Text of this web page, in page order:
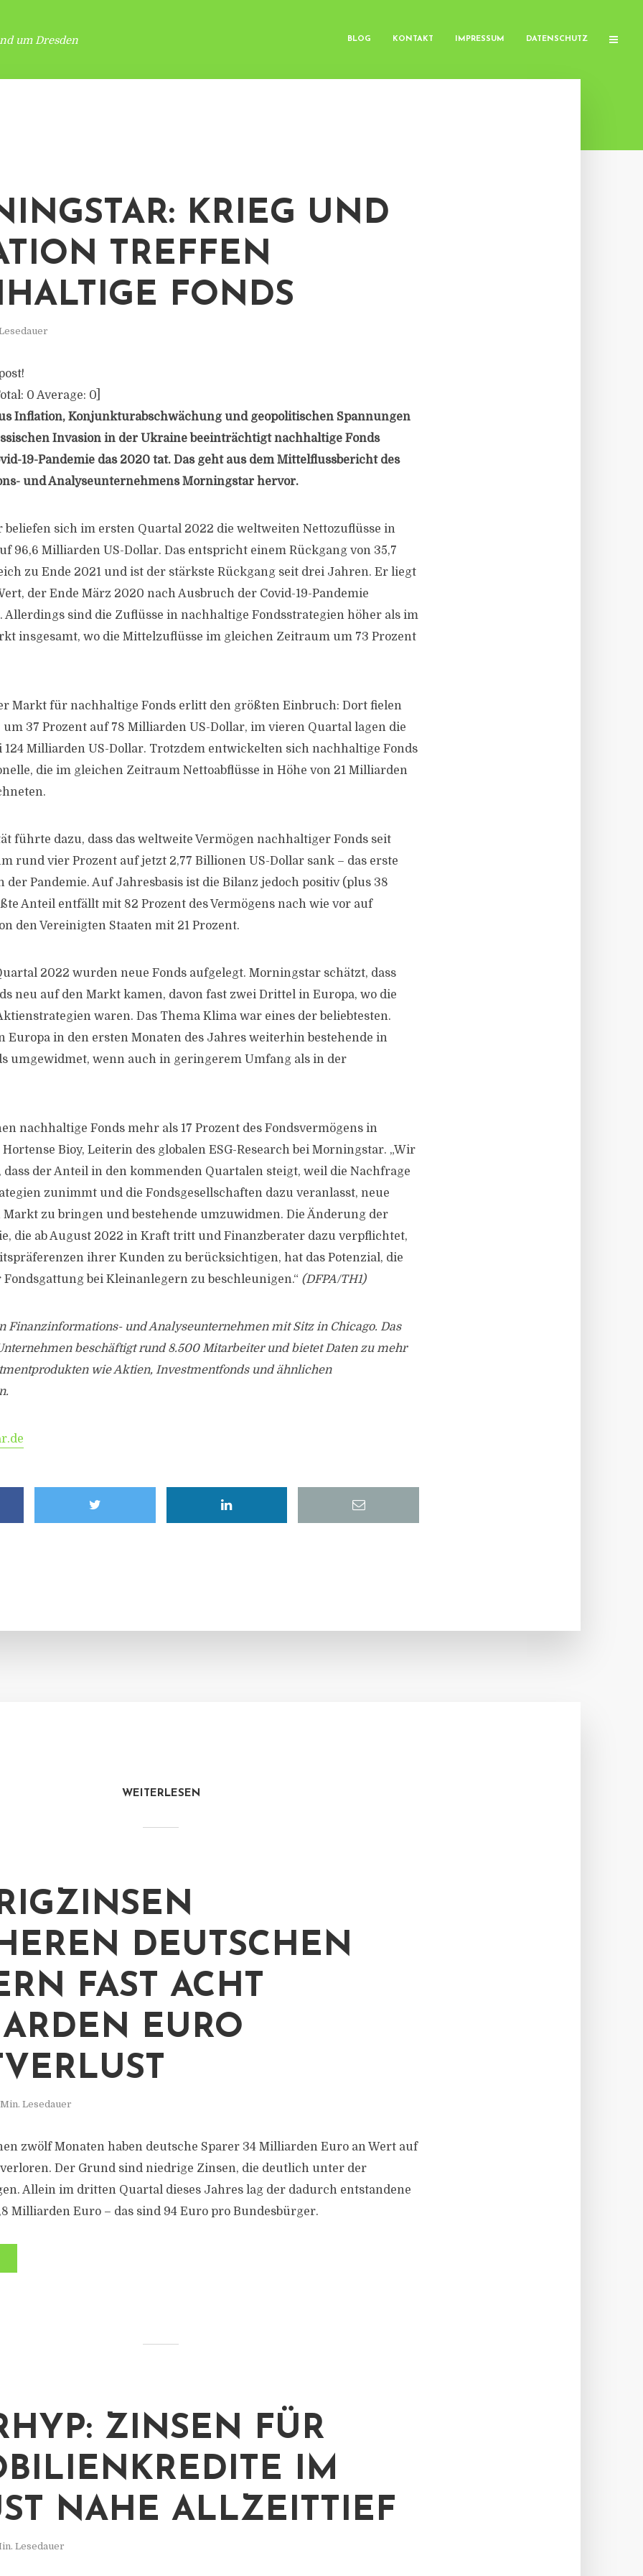
um Dresden BLOG KONTAKT IMPRESSUM DATENSCHUTZ
KRIEG UND
TREFFEN
FONDS
0 Average: 0
Inflation, Konjunkturabschwächung und geopolitischen Spannungen
Invasion in der Ukraine beeinträchtigt nachhaltige Fonds
19-Pandemie das 2020 tat. Das geht aus dem Mittelflussbericht des
und Analyseunternehmens Morningstar hervor.
sich im ersten Quartal 2022 die weltweiten Nettozuflüsse in
96,6 Milliarden US-Dollar. Das entspricht einem Rückgang von 35,7
zu Ende 2021 und ist der stärkste Rückgang seit drei Jahren. Er liegt
der Ende März 2020 nach Ausbruch der Covid-19-Pandemie
Allerdings sind die Zuflüsse in nachhaltige Fondsstrategien höher als im
insgesamt, wo die Mittelzuflüsse im gleichen Zeitraum um 73 Prozent
Markt für nachhaltige Fonds erlitt den größten Einbruch: Dort fielen
um 37 Prozent auf 78 Milliarden US-Dollar, im vieren Quartal lagen die
124 Milliarden US-Dollar. Trotzdem entwickelten sich nachhaltige Fonds
die im gleichen Zeitraum Nettoabflüsse in Höhe von 21 Milliarden
führte dazu, dass das weltweite Vermögen nachhaltiger Fonds seit
rund vier Prozent auf jetzt 2,77 Billionen US-Dollar sank – das erste
der Pandemie. Auf Jahresbasis ist die Bilanz jedoch positiv (plus 38
Anteil entfällt mit 82 Prozent des Vermögens nach wie vor auf
den Vereinigten Staaten mit 21 Prozent.
2022 wurden neue Fonds aufgelegt. Morningstar schätzt, dass
neu auf den Markt kamen, davon fast zwei Drittel in Europa, wo die
waren. Das Thema Klima war eines der beliebtesten.
Europa in den ersten Monaten des Jahres weiterhin bestehende in
umgewidmet, wenn auch in geringerem Umfang als in der
nachhaltige Fonds mehr als 17 Prozent des Fondsvermögens in
Hortense Bioy, Leiterin des globalen ESG-Research bei Morningstar. „Wir
dass der Anteil in den kommenden Quartalen steigt, weil die Nachfrage
zunimmt und die Fondsgesellschaften dazu veranlasst, neue
Markt zu bringen und bestehende umzuwidmen. Die Änderung der
die ab August 2022 in Kraft tritt und Finanzberater dazu verpflichtet,
ihrer Kunden zu berücksichtigen, hat das Potenzial, die
bei Kleinanlegern zu beschleunigen.“ (DFPA/TH1)
Finanzinformations- und Analyseunternehmen mit Sitz in Chicago. Das
beschäftigt rund 8.500 Mitarbeiter und bietet Daten zu mehr
wie Aktien, Investmentfonds und ähnlichen
WEITERLESEN
DEUTSCHEN
FAST ACHT
EURO
Lesedauer
zwölf Monaten haben deutsche Sparer 34 Milliarden Euro an Wert auf
Der Grund sind niedrige Zinsen, die deutlich unter der
Allein im dritten Quartal dieses Jahres lag der dadurch entstandene
Milliarden Euro – das sind 94 Euro pro Bundesbürger.
ZINSEN FÜR
IM
NAHE ALLZEITTIEF
Lesedauer